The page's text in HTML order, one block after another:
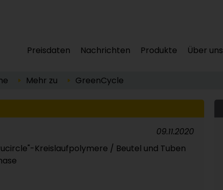
Preisdaten Nachrichten Produkte Über uns
Mehr zu GreenCycle
Kreislaufpolymere / Beutel und Tuben
09.11.2020